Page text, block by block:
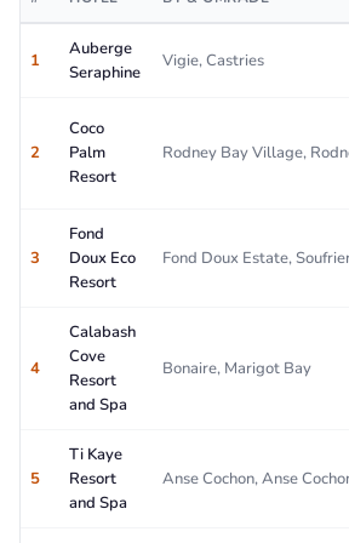
1
Auberge
Seraphine
Vigie, Castries
2
Coco
Palm
Resort
Rodney Bay Village,
3
Fond
Doux Eco
Resort
Fond Doux Estate,
4
Calabash
Cove
Resort
and Spa
Bonaire, Marigot Bay
5
Ti Kaye
Resort
and Spa
Anse Cochon, Anse